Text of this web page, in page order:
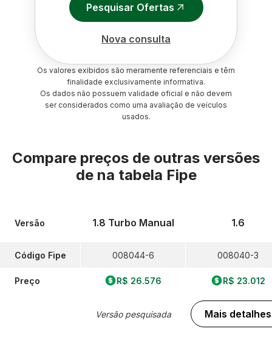
Pesquisar Ofertas
Nova consulta
Os valores exibidos são meramente referenciais e têm
finalidade exclusivamente informativa.
Os dados não possuem validade oficial e não devem
ser considerados como uma avaliação de veículos
usados.
Compare preços de outras versões
de na tabela Fipe
Versão
Código Fipe
Preço
1.8 Turbo Manual
008044-6
R$ 26.576
Versão pesquisada
1.6
008040-3
R$ 23.012
Mais detalhes